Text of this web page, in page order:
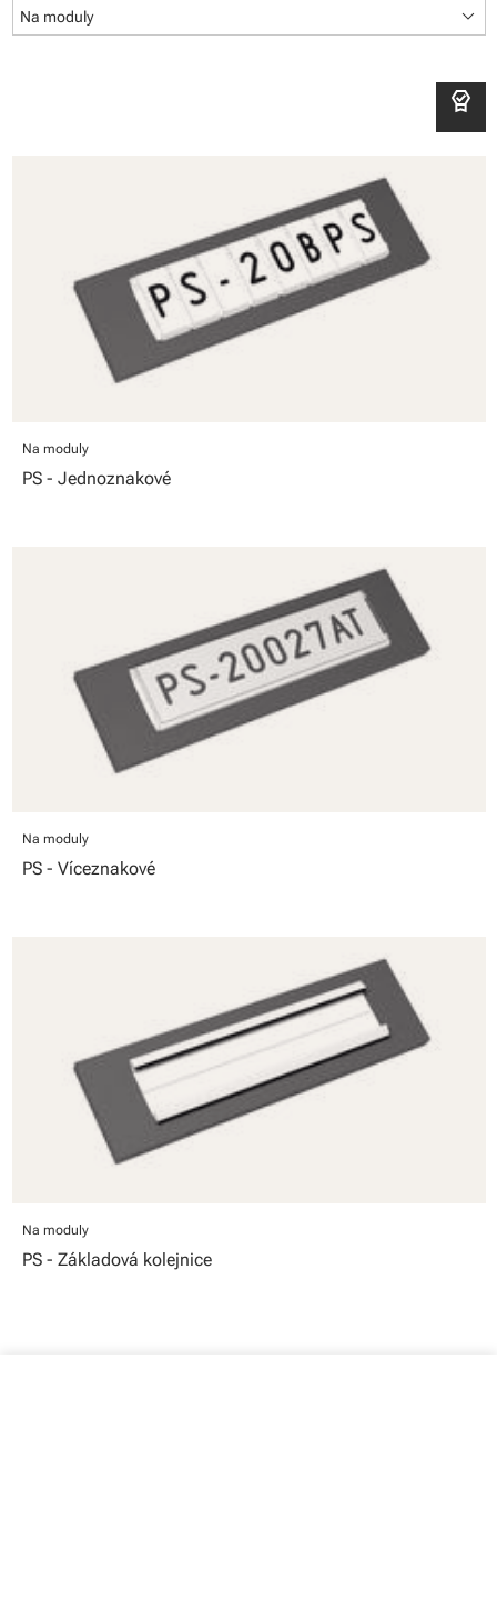
Na moduly keyboard_arrow_down
editor_choice
Na moduly
PS - Jednoznakové
Na moduly
PS - Víceznakové
Na moduly
PS - Základová kolejnice